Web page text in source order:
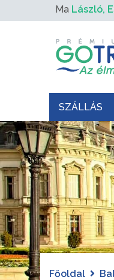
Ma László,
SZÁLLÁS
Főoldal